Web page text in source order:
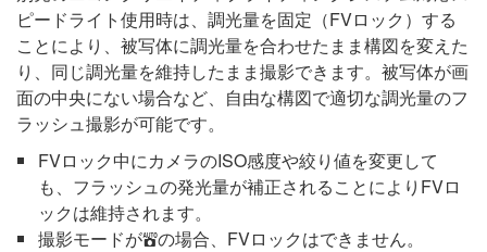
ピードライト使用時は、調光量を固定（FVロック）する
ことにより、被写体に調光量を合わせたまま構図を変えた
り、同じ調光量を維持したまま撮影できます。被写体が画
面の中央にない場合など、自由な構図で適切な調光量のフ
ラッシュ撮影が可能です。
FVロック中にカメラのISO感度や絞り値を変更して
も、フラッシュの発光量が補正されることによりFVロ
ックは維持されます。
撮影モードがbの場合、FVロックはできません。